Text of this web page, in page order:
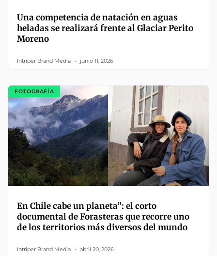
Una competencia de natación en aguas
heladas se realizará frente al Glaciar Perito
Moreno
Intriper Brand Media junio 11, 2026
FOTOGRAFÍA
En Chile cabe un planeta”: el corto
documental de Forasteras que recorre uno
de los territorios más diversos del mundo
Intriper Brand Media abril 20, 2026